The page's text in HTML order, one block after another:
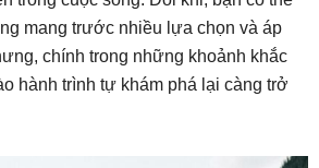
mang trước nhiều lựa chọn và áp
chính trong những khoảnh khắc
hành trình tự khám phá lại càng trở